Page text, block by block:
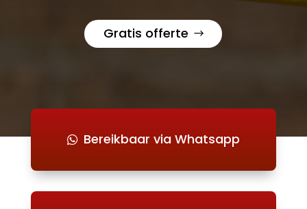
Gratis offerte
Bereikbaar via Whatsapp